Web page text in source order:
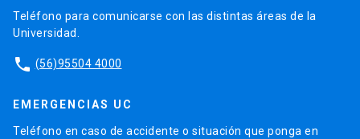
Teléfono para comunicarse con las distintas áreas de la
Universidad.
phone (56)95504 4000
EMERGENCIAS UC
Teléfono en caso de accidente o situación que ponga en